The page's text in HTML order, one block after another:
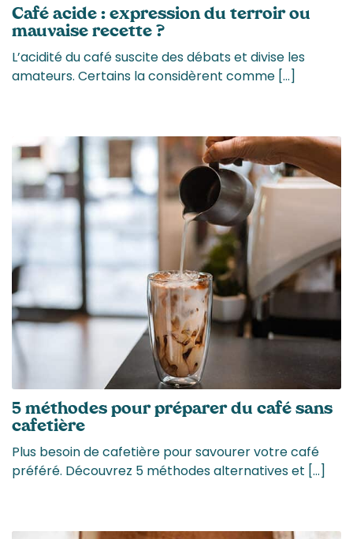
Café acide : expression du terroir ou
mauvaise recette ?
L’acidité du café suscite des débats et divise les
amateurs. Certains la considèrent comme […]
5 méthodes pour préparer du café sans
cafetière
Plus besoin de cafetière pour savourer votre café
préféré. Découvrez 5 méthodes alternatives et […]